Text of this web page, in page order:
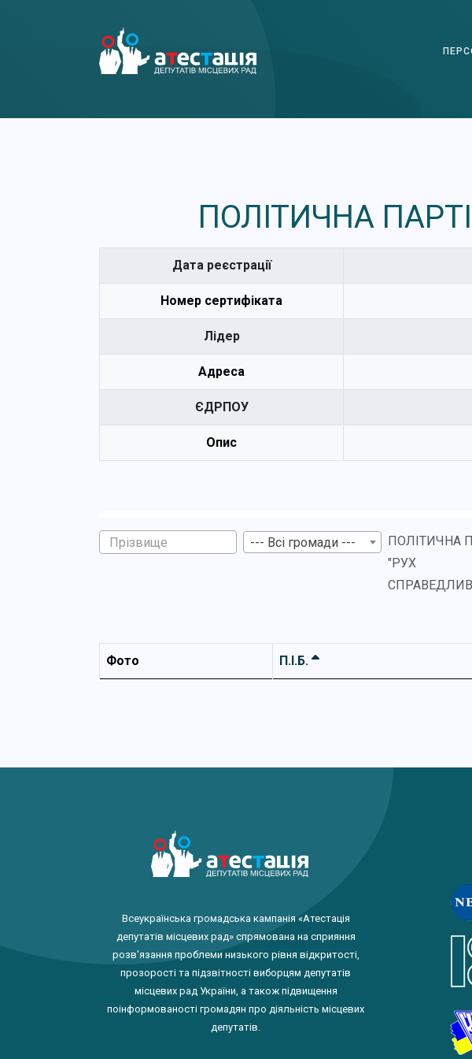
ПОЛІТИЧНА
Дата реєстрації
Номер сертифіката
Лідер
Адреса
ЄДРПОУ
Опис
--- Всі громади ---
ПОЛІТИЧНА
"РУХ
Фото П.І.Б.
Всеукраїнська громадська кампанія «Атестація
депутатів місцевих рад» спрямована на сприяння
розв'язання проблеми низького рівня відкритості,
прозорості та підзвітності виборцям депутатів
місцевих рад України, а також підвищення
поінформованості громадян про діяльність місцевих
депутатів.